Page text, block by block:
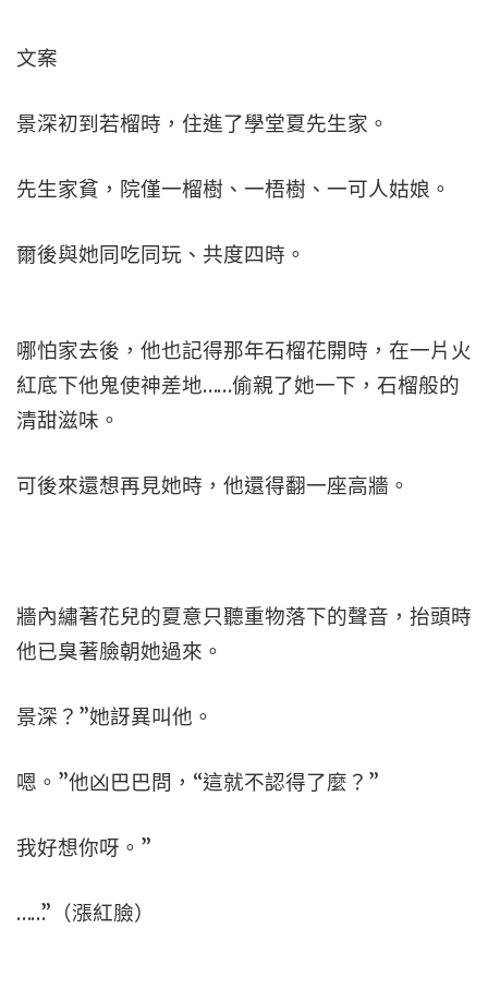
文案
景深初到若榴時，住進了學堂夏先生家。
先生家貧，院僅一榴樹、一梧樹、一可人姑娘。
爾後與她同吃同玩、共度四時。
哪怕家去後，他也記得那年石榴花開時，在一片火
紅底下他鬼使神差地……偷親了她一下，石榴般的
清甜滋味。
可後來還想再見她時，他還得翻一座高牆。
牆內繡著花兒的夏意只聽重物落下的聲音，抬頭時
他已臭著臉朝她過來。
景深？”她訝異叫他。
嗯。”他凶巴巴問，“這就不認得了麼？”
我好想你呀。”
……”（漲紅臉）